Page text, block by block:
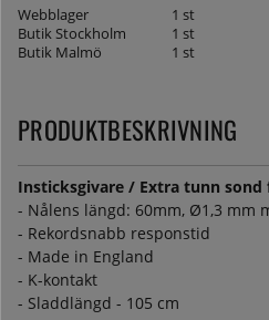
Webblager
1 st
Butik Stockholm
1 st
Butik Malmö
1 st
PRODUKTBESKRIVNING
Insticksgivare / Extra tunn sond
- Nålens längd: 60mm, Ø1,3 mm
- Rekordsnabb responstid
- Made in England
- K-kontakt
- Sladdlängd - 105 cm